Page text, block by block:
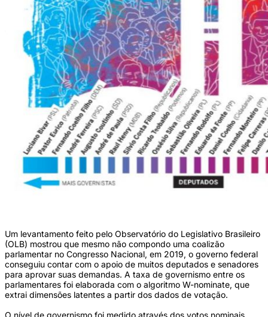
Um levantamento feito pelo Observatório do Legislativo Brasileiro
(OLB) mostrou que mesmo não compondo uma coalizão
parlamentar no Congresso Nacional, em 2019, o governo federal
conseguiu contar com o apoio de muitos deputados e senadores
para aprovar suas demandas. A taxa de governismo entre os
parlamentares foi elaborada com o algoritmo W-nominate, que
extrai dimensões latentes a partir dos dados de votação.
O nível de governismo foi medido através dos votos nominais